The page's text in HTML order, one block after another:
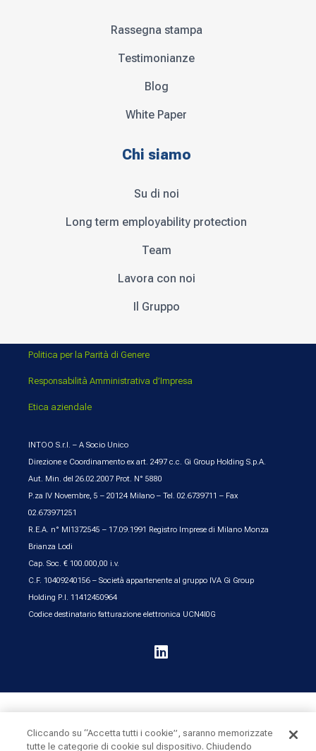
Rassegna stampa
Testimonianze
Blog
White Paper
Chi siamo
Su di noi
Long term employability protection
Team
Lavora con noi
Il Gruppo
Politica per la Parità di Genere
Responsabilità Amministrativa d’Impresa
Etica aziendale
INTOO S.r.l. – A Socio Unico
Direzione e Coordinamento ex art. 2497 c.c. Gi Group Holding S.p.A.
Aut. Min. del 26.02.2007 Prot. N° 5880
P.za IV Novembre, 5 – 20124 Milano – Tel. 02.6739711 – Fax
02.673971251
R.E.A. n° MI1372545 – 17.09.1991 Registro Imprese di Milano Monza
Brianza Lodi
Cap. Soc. € 100.000,00 i.v.
C.F. 10409240156 – Società appartenente al gruppo IVA Gi Group
Holding P.I. 11412450964
Codice destinatario fatturazione elettronica UCN4I0G

Cliccando su “Accetta tutti i cookie”, saranno memorizzate
tutte le categorie di cookie sul dispositivo. Chiudendo